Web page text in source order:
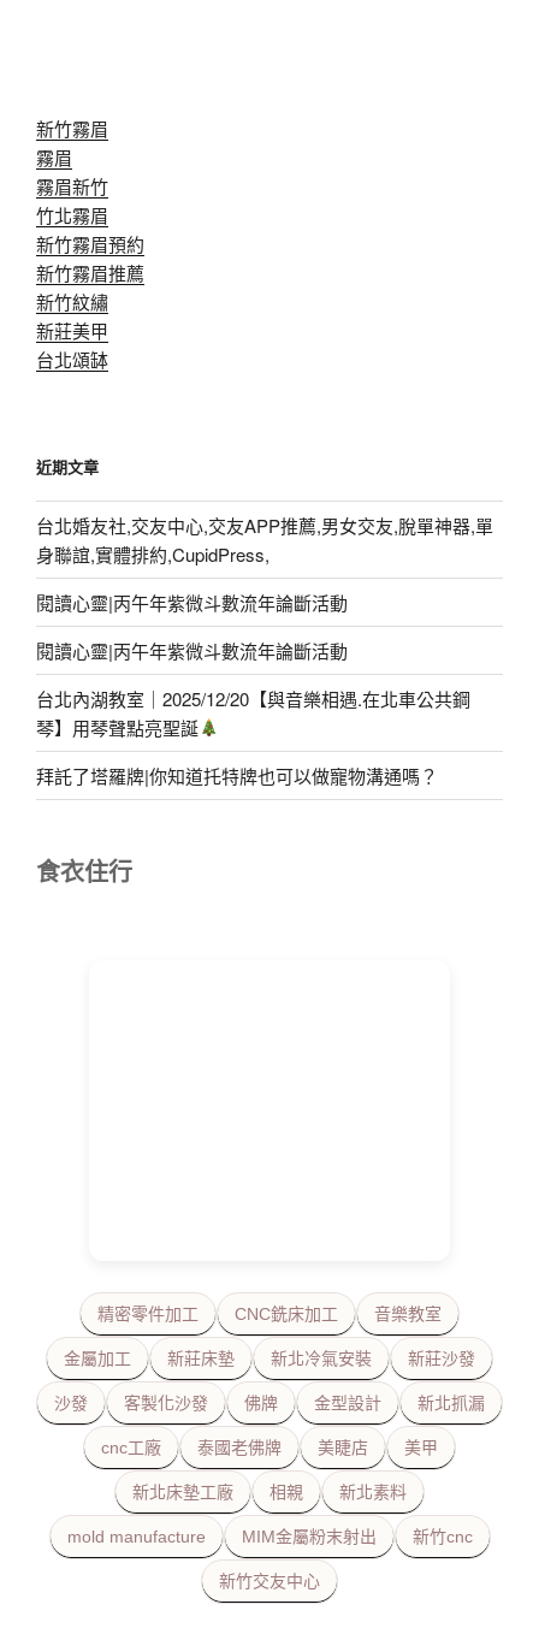
新竹霧眉
霧眉
霧眉新竹
竹北霧眉
新竹霧眉預約
新竹霧眉推薦
新竹紋繡
新莊美甲
台北頌缽
近期文章
台北婚友社,交友中心,交友APP推薦,男女交友,脫單神器,單
身聯誼,實體排約,CupidPress,
閱讀心靈|丙午年紫微斗數流年論斷活動
閱讀心靈|丙午年紫微斗數流年論斷活動
台北內湖教室｜2025/12/20【與音樂相遇.在北車公共鋼
琴】用琴聲點亮聖誕
拜託了塔羅牌|你知道托特牌也可以做寵物溝通嗎？
食衣住行
精密零件加工 CNC銑床加工 音樂教室
金屬加工 新莊床墊 新北冷氣安裝 新莊沙發
沙發 客製化沙發 佛牌 金型設計 新北抓漏
cnc工廠 泰國老佛牌 美睫店 美甲
新北床墊工廠 相親 新北素料
mold manufacture MIM金屬粉末射出 新竹cnc
新竹交友中心